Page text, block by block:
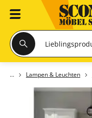
Lampen & Leuchten